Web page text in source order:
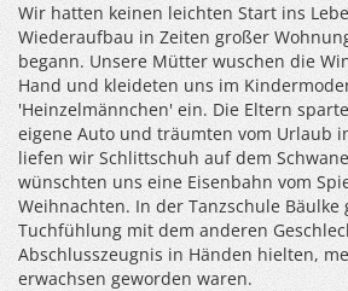
Wir hatten keinen leichten Start ins
Wiederaufbau in Zeiten großer
begann. Unsere Mütter wuschen die
Hand und kleideten uns im
'Heinzelmännchen' ein. Die Eltern
eigene Auto und träumten vom Urlaub
liefen wir Schlittschuh auf dem
wünschten uns eine Eisenbahn vom
Weihnachten. In der Tanzschule
Tuchfühlung mit dem anderen
Abschlusszeugnis in Händen hielten,
erwachsen geworden waren.